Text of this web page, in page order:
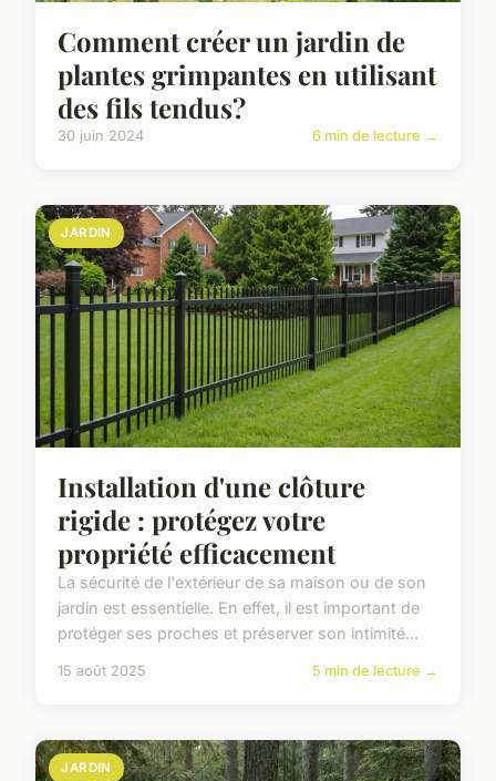
Comment créer un jardin de
plantes grimpantes en utilisant
des fils tendus?
30 juin 2024 6 min de lecture →
JARDIN
Installation d'une clôture
rigide : protégez votre
propriété efficacement
La sécurité de l'extérieur de sa maison ou de son
jardin est essentielle. En effet, il est important de
protéger ses proches et préserver son intimité...
15 août 2025 5 min de lecture →
JARDIN